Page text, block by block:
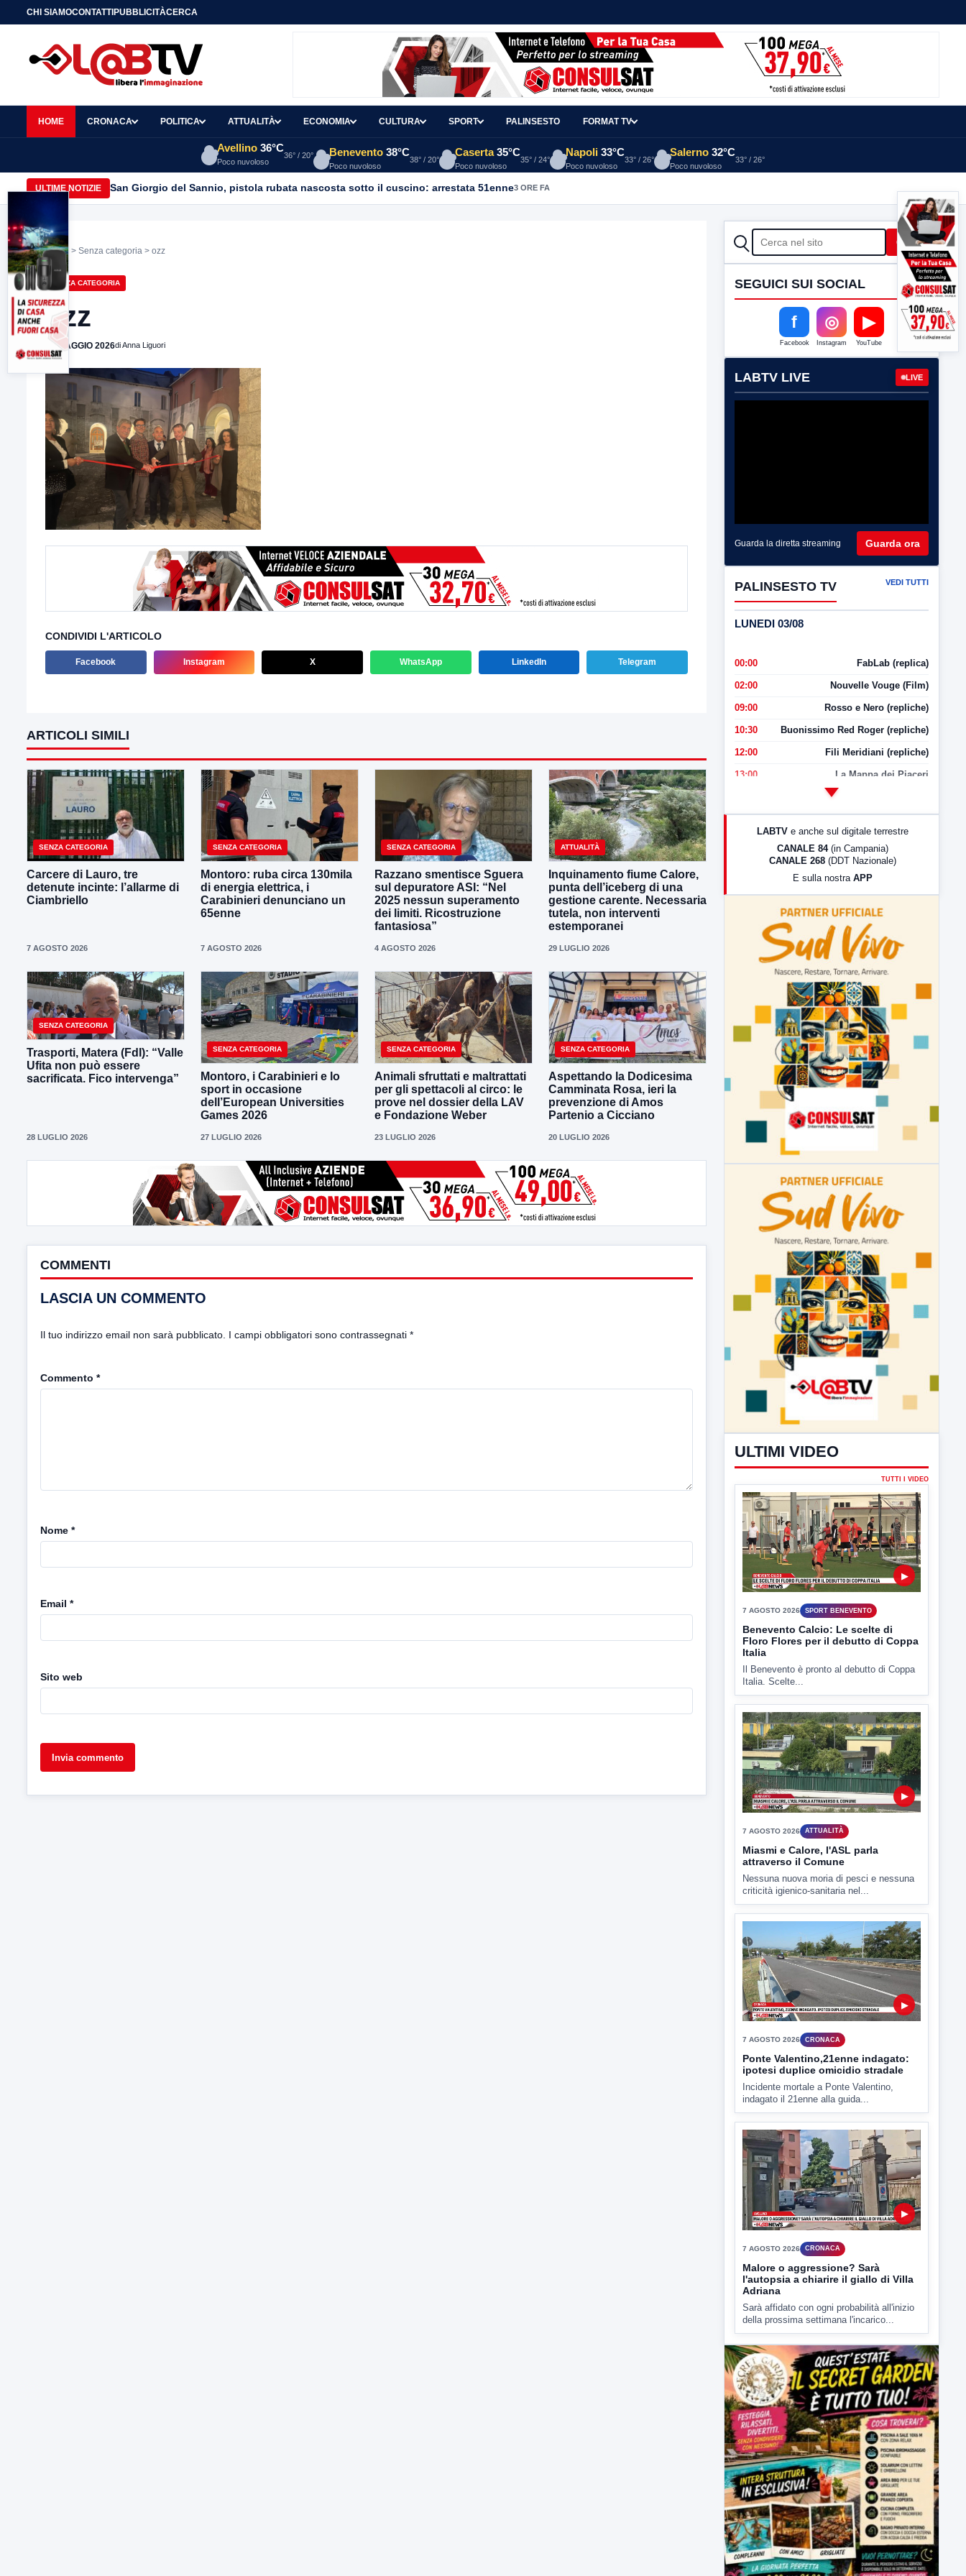
CHI SIAMOCONTATTIPUBBLICITÀCERCA
HOME CRONACA POLITICA ATTUALITÀ ECONOMIA CULTURA SPORT PALINSESTO FORMAT TV
Avellino 36°C
Poco nuvoloso
36° / 20° Benevento 38°C
Poco nuvoloso
38° / 20°
Caserta 35°C
Poco nuvoloso
35° / 24°
Napoli 33°C
Poco nuvoloso
33° / 26°
Salerno 32°C
Poco nuvoloso
33° / 26°
ULTIME NOTIZIE San Giorgio del Sannio, pistola rubata nascosta sotto il cuscino: arrestata 51enne3 ORE FA
Home > Senza categoria > ozz
SENZA CATEGORIA
ozz
27 MAGGIO 2026di Anna Liguori
CONDIVIDI L'ARTICOLO
Facebook Instagram X WhatsApp LinkedIn Telegram
ARTICOLI SIMILI
SENZA CATEGORIA
Carcere di Lauro, tre
detenute incinte: l’allarme di
Ciambriello
7 AGOSTO 2026
SENZA CATEGORIA
Montoro: ruba circa 130mila
di energia elettrica, i
Carabinieri denunciano un
65enne
7 AGOSTO 2026
SENZA CATEGORIA
Razzano smentisce Sguera
sul depuratore ASI: “Nel
2025 nessun superamento
dei limiti. Ricostruzione
fantasiosa”
4 AGOSTO 2026
ATTUALITÀ
Inquinamento fiume Calore,
punta dell’iceberg di una
gestione carente. Necessaria
tutela, non interventi
estemporanei
29 LUGLIO 2026
SENZA CATEGORIA
Trasporti, Matera (FdI): “Valle
Ufita non può essere
sacrificata. Fico intervenga”
28 LUGLIO 2026
SENZA CATEGORIA
Montoro, i Carabinieri e lo
sport in occasione
dell’European Universities
Games 2026
27 LUGLIO 2026
SENZA CATEGORIA
Animali sfruttati e maltrattati
per gli spettacoli al circo: le
prove nel dossier della LAV
e Fondazione Weber
23 LUGLIO 2026
SENZA CATEGORIA
Aspettando la Dodicesima
Camminata Rosa, ieri la
prevenzione di Amos
Partenio a Cicciano
20 LUGLIO 2026
COMMENTI
LASCIA UN COMMENTO
Il tuo indirizzo email non sarà pubblicato. I campi obbligatori sono contrassegnati *
Commento *
Nome *
Email *
Sito web
CERCA Cerca
SEGUICI SUI SOCIAL
f
Facebook
◎
Instagram
▶
YouTube
LABTV LIVE LIVE
Guarda la diretta streaming Guarda ora
PALINSESTO TV VEDI TUTTI
LUNEDI 03/08
00:00 FabLab (replica)
02:00 Nouvelle Vouge (Film)
09:00 Rosso e Nero (repliche)
10:30 Buonissimo Red Roger (repliche)
12:00 Fili Meridiani (repliche)
13:00 La Mappa dei Piaceri
LabNews (Diretta)
LabNews (replica)
LABTV e anche sul digitale terrestre
CANALE 84 (in Campania)
CANALE 268 (DDT Nazionale)
E sulla nostra APP
ULTIMI VIDEO
TUTTI I VIDEO
7 AGOSTO 2026 SPORT BENEVENTO
Benevento Calcio: Le scelte di
Floro Flores per il debutto di Coppa
Il Benevento è pronto al debutto di Coppa
Italia. Scelte...
Miasmi e Calore, l'ASL parla
attraverso il Comune
Nessuna nuova moria di pesci e nessuna
criticità igienico-sanitaria nel...
7 AGOSTO 2026
Ponte Valentino,21enne indagato:
Incidente mortale a Ponte Valentino,
indagato il 21enne alla guida...
7 AGOSTO 2026
Malore o aggressione? Sarà
l'autopsia a chiarire il giallo di Villa
Adriana
Sarà affidato con ogni probabilità all'inizio
della prossima settimana l'incarico...